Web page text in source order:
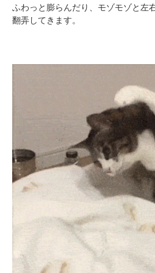
ふわっと膨らんだり、モゾモゾと左
翻弄してきます。